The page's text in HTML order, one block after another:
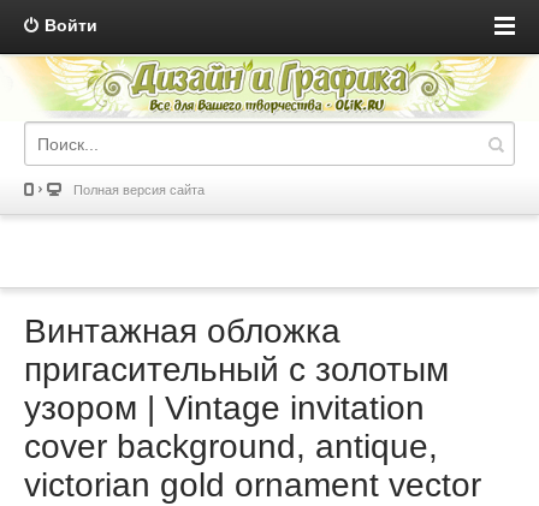
Войти
Полная версия сайта
Винтажная обложка
пригасительный с золотым
узором | Vintage invitation
cover background, antique,
victorian gold ornament vector